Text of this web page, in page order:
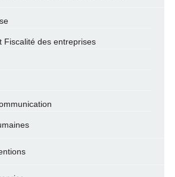
Fiscalité des entreprises